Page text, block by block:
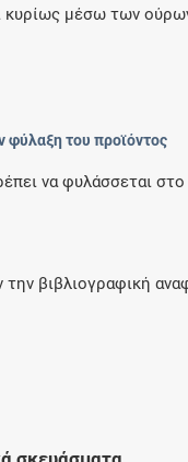
κυρίως μέσω των
φύλαξη του προϊόντος
να φυλάσσεται
την βιβλιογραφική